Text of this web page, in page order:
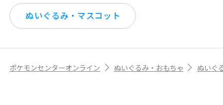
ぬいぐるみ・マスコット
ポケモンセンターオンライン ぬいぐるみ・おもちゃ ぬいぐ